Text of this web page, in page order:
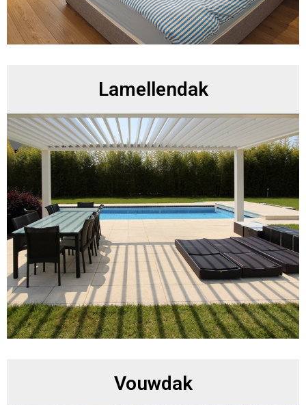
Lamellendak
Vouwdak